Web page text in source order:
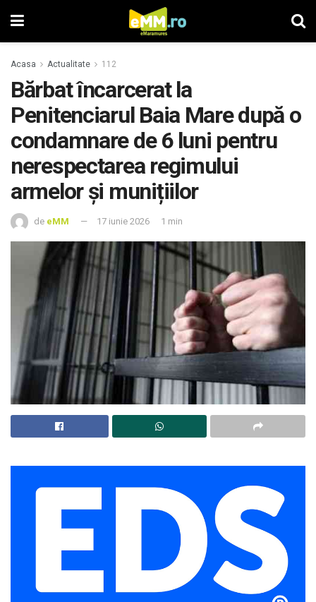
Acasa Actualitate 112
Bărbat încarcerat la
Penitenciarul Baia Mare după o
condamnare de 6 luni pentru
nerespectarea regimului
armelor și munițiilor
de eMM 17 iunie 2026 1 min